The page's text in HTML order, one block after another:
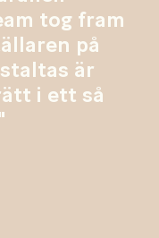
tog fram
på
är
i ett så